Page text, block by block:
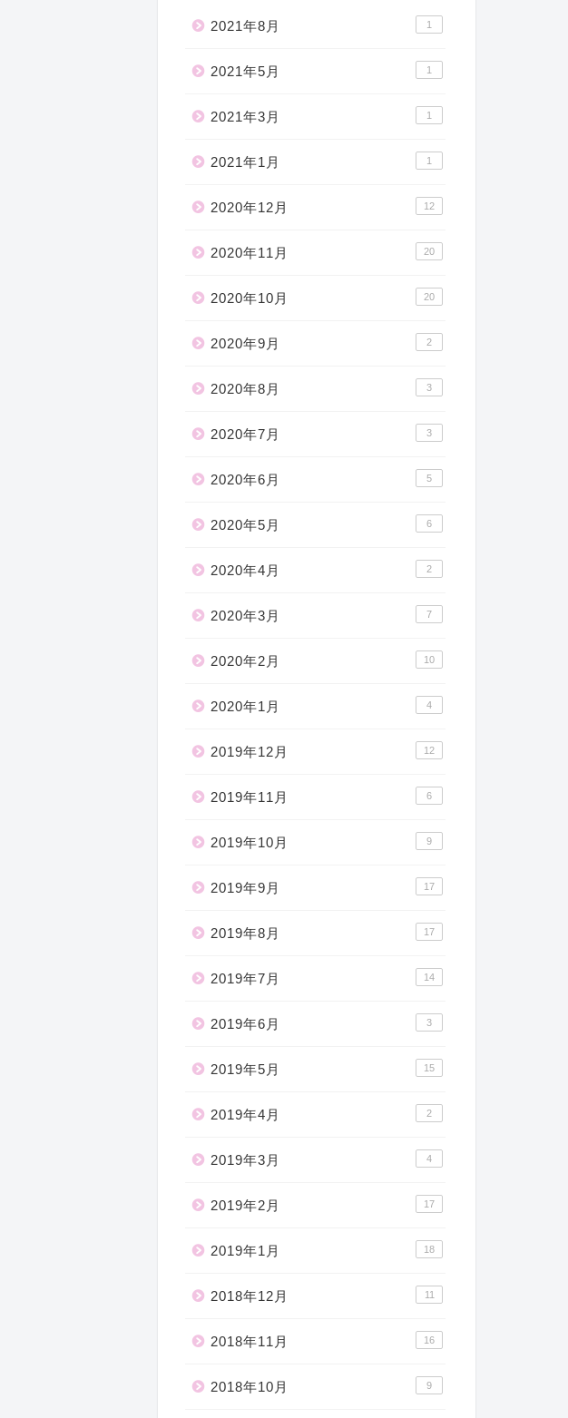
2021年8月 1
2021年5月 1
2021年3月 1
2021年1月 1
2020年12月 12
2020年11月 20
2020年10月 20
2020年9月 2
2020年8月 3
2020年7月 3
2020年6月 5
2020年5月 6
2020年4月 2
2020年3月 7
2020年2月 10
2020年1月 4
2019年12月 12
2019年11月 6
2019年10月 9
2019年9月 17
2019年8月 17
2019年7月 14
2019年6月 3
2019年5月 15
2019年4月 2
2019年3月 4
2019年2月 17
2019年1月 18
2018年12月 11
2018年11月 16
2018年10月 9